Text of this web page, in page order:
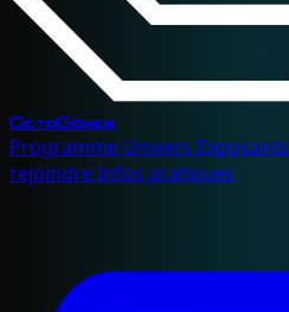
OctoGônes
Programme Univers Exposants
rejoindreInfos pratiques